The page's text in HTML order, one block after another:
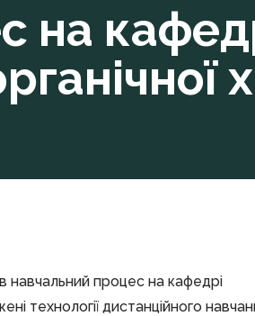
на
навчальний процес на кафедрі
технології дистанційного